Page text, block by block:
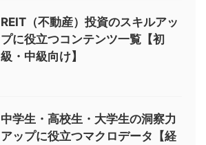
REIT（不動産）投資のスキルアッ
プに役立つコンテンツ一覧【初
級・中級向け】
中学生・高校生・大学生の洞察力
アップに役立つマクロデータ【経